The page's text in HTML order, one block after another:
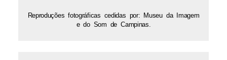
Reproduções fotográficas cedidas por: Museu da Imagem
e do Som de Campinas.